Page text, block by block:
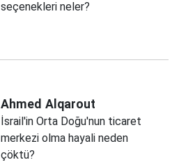
seçenekleri neler?
Ahmed Alqarout
İsrail'in Orta Doğu'nun ticaret
merkezi olma hayali neden
çöktü?